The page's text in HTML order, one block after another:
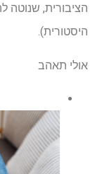
הציבורית, שנוטה
היסטורית).
אולי תאהב